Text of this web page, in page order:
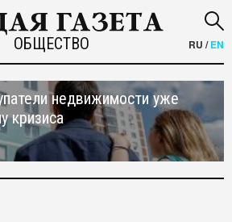
ОБЩЕСТВО RU /EN
недвижимости уже
кризиса